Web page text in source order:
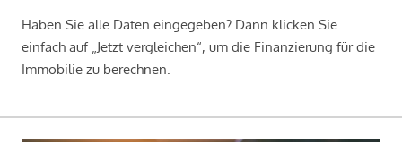
Haben Sie alle Daten eingegeben? Dann klicken Sie
einfach auf „Jetzt vergleichen“, um die Finanzierung für die
Immobilie zu berechnen.